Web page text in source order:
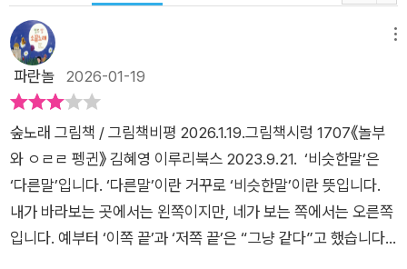
파란놀 2026-01-19
숲노래 그림책 / 그림책비평 2026.1.19.그림책시렁 1707《놀부
와 ㅇㄹㄹ 펭귄》 김혜영 이루리북스 2023.9.21. ‘비슷한말’은
‘다른말’입니다. ‘다른말’이란 거꾸로 ‘비슷한말’이란 뜻입니다.
내가 바라보는 곳에서는 왼쪽이지만, 네가 보는 쪽에서는 오른쪽
입니다. 예부터 ‘이쪽 끝’과 ‘저쪽 끝’은 “그냥 같다”고 했습니다.